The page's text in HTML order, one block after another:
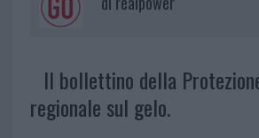
Il bollettino della
regionale sul gelo.